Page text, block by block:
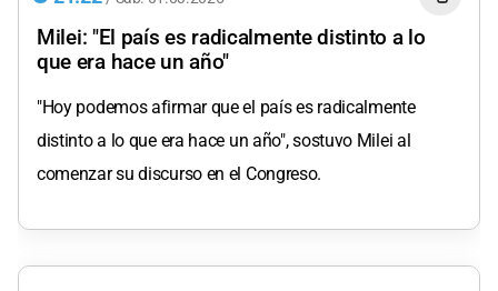
Milei: "El país es radicalmente distinto a lo
que era hace un año"
"Hoy podemos afirmar que el país es radicalmente
distinto a lo que era hace un año", sostuvo Milei al
comenzar su discurso en el Congreso.